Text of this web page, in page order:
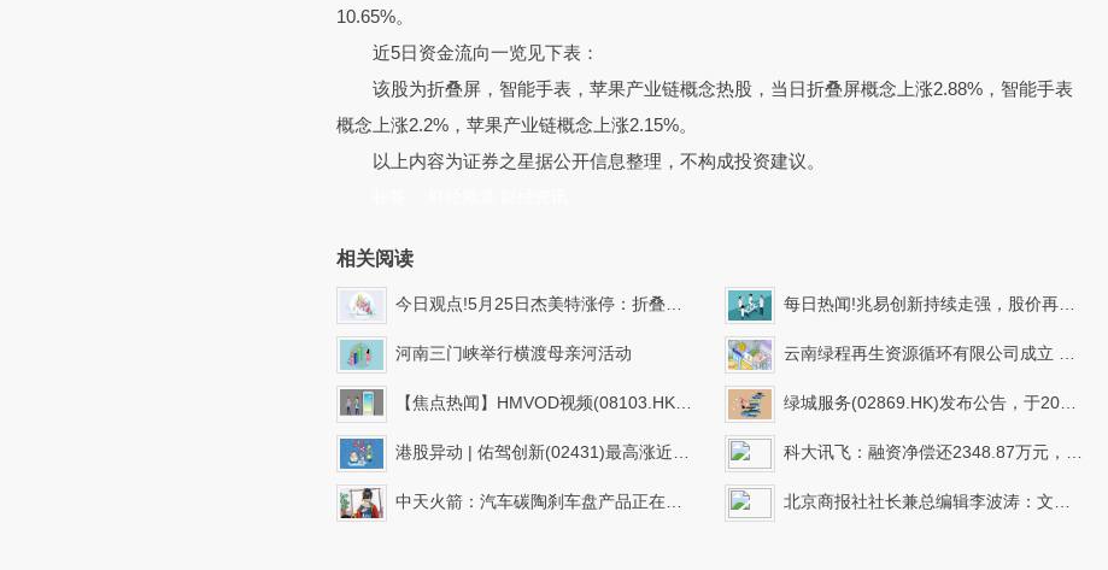
10.65%。
近5日资金流向一览见下表：
该股为折叠屏，智能手表，苹果产业链概念热股，当日折叠屏概念上涨2.88%，智能手表
概念上涨2.2%，苹果产业链概念上涨2.15%。
以上内容为证券之星据公开信息整理，不构成投资建议。
相关阅读
今日观点!5月25日杰美特涨停：折叠屏，智能手表，苹果产业链概念热股 每日热闻!兆易创新持续走强，股价再创新高
河南三门峡举行横渡母亲河活动 云南绿程再生资源循环有限公司成立 注册资本100万人民币
【焦点热闻】HMVOD视频(08103.HK)：林永君获委任为执行董事 绿城服务(02869.HK)发布公告，于2026年5月22日斥资97.18万港元回购21.2万股
港股异动 | 佑驾创新(02431)最高涨近40% 获200台无人物流车采购订单 近期再获头部自主品牌定点 科大讯飞：融资净偿还2348.87万元，融资余额62.23亿元|看点
中天火箭：汽车碳陶刹车盘产品正在推进相关产能的建设工作 每日报道 北京商报社社长兼总编辑李波涛：文商旅体展融合需要情绪价值、情感价值和情怀价值-快看